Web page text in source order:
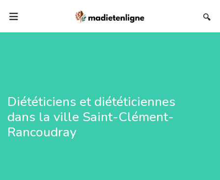
🔍
Diététiciens et diététiciennes
dans la ville Saint-Clément-
Rancoudray